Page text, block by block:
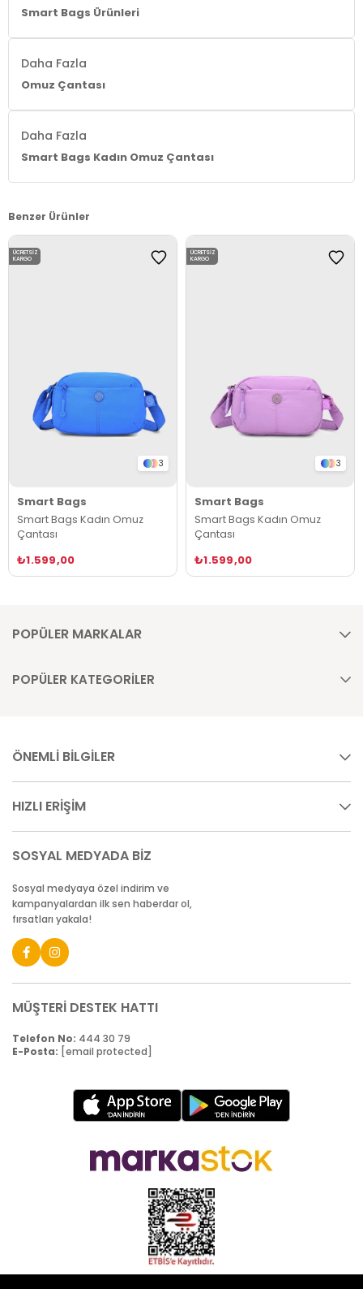
Smart Bags Ürünleri
Daha Fazla
Omuz Çantası
Daha Fazla
Smart Bags Kadın Omuz Çantası
Benzer Ürünler
3
Smart Bags
Smart Bags Kadın Omuz
Çantası
₺1.599,00
ÜCRETSIZ
KARGO
3
Smart Bags
Smart Bags Kadın Omuz
Çantası
₺1.599,00
ÜCRETSIZ
KARGO
POPÜLER MARKALAR
POPÜLER KATEGORİLER
ÖNEMLİ BİLGİLER
HIZLI ERİŞİM
SOSYAL MEDYADA BİZ
Sosyal medyaya özel indirim ve
kampanyalardan ilk sen haberdar ol,
fırsatları yakala!
MÜŞTERİ DESTEK HATTI
Telefon No: 444 30 79
E-Posta: [email protected]